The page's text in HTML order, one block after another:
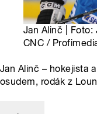
Jan Alinč | Foto:
CNC /
Jan Alinč – hokejista
osudem, rodák z Loun